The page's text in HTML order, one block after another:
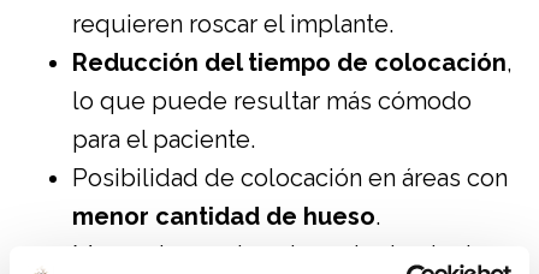
requieren roscar el implante.
Reducción del tiempo de colocación,
lo que puede resultar más cómodo
para el paciente.
Posibilidad de colocación en áreas con
menor cantidad de hueso.
Menor riesgo de sobrecalentamiento